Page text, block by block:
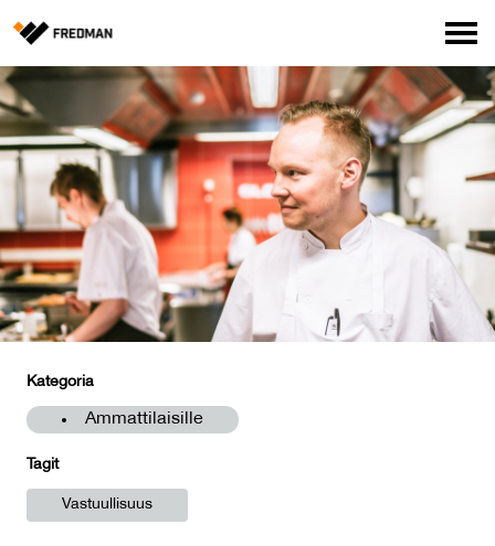
Tehtaanmyymälä
Verkkokauppa ammattilaisille
Hae
English Suomi
Kategoria
Ammattilaisille
Tagit
Vastuullisuus